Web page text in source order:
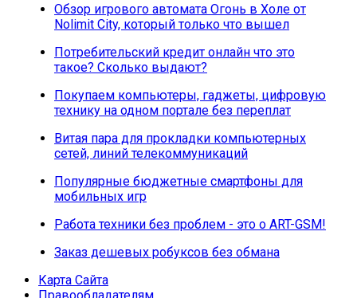
Обзор игрового автомата Огонь в Холе от
Nolimit City, который только что вышел
Потребительский кредит онлайн что это
такое? Сколько выдают?
Покупаем компьютеры, гаджеты, цифровую
технику на одном портале без переплат
Витая пара для прокладки компьютерных
сетей, линий телекоммуникаций
Популярные бюджетные смартфоны для
мобильных игр
Работа техники без проблем - это о ART-GSM!
Заказ дешевых робуксов без обмана
Карта Сайта